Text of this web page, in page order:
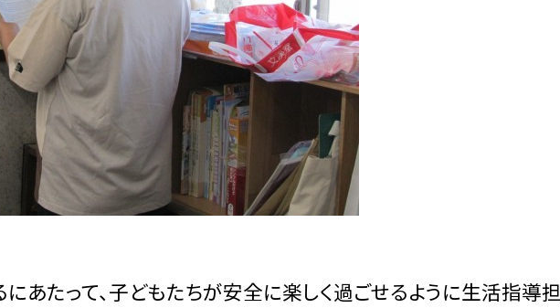
あたって、子どもたちが安全に楽しく過ごせるように生活指導担